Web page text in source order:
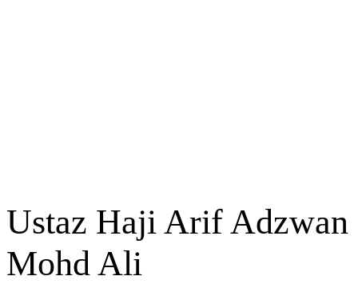
Ustaz Haji Arif Adzwan
Mohd Ali